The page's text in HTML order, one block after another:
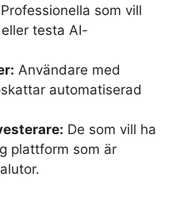
Professionella som vill
testa AI-
Användare med
automatiserad
De som vill ha
plattform som är